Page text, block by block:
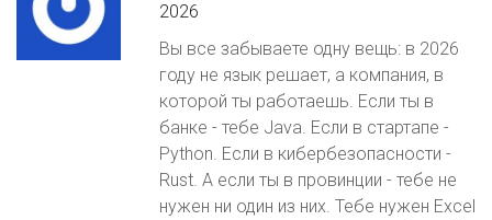
2026
Вы все забываете одну вещь: в 2026
году не язык решает, а компания, в
которой ты работаешь. Если ты в
банке - тебе Java. Если в стартапе -
Python. Если в кибербезопасности -
Rust. А если ты в провинции - тебе не
нужен ни один из них. Тебе нужен Excel